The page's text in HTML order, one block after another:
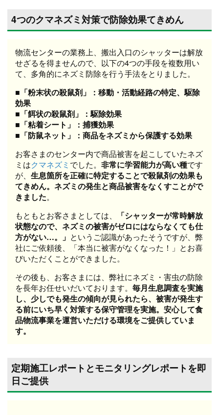
4つのクマネズミ対策で防除効果てきめん
物流センターの業務上、搬出入口のシャッターは解放
せざるを得ませんので、以下の4つの手段を複数用い
て、多角的にネズミ防除を行う手法をとりました。
■「粉末状の殺鼠剤」：移動・活動経路の特定、駆除
効果
■「餌状の殺鼠剤」：駆除効果
■「粘着シート」：捕獲効果
■「防鼠ネット」：商品をネズミから保護する効果
お客さまのセンター内で商品被害を起こしていたネズ
ミはクマネズミ でした。 非常に学習能力が高い種です
が、 生息箇所を正確に特定することで殺鼠剤の効果も
てきめん。ネズミの発生と商品被害をなくすことがで
きました。
もともとお客さまとしては、
「シャッターが常時解放
状態なので、ネズミの被害がゼロにはならなくても仕
方がない…。」 というご認識があったそうですが、弊
社にご依頼後、「本当に被害がなくなった！」とお喜
びいただくことができました。
その後も、お客さまには、弊社にネズミ・害虫の防除
を長年お任せいだいております。 毎月生息調査を実施
し、少しでも発生の傾向が見られたら、被害が発生す
る前にいち早く対策する保守管理を実施。安心して食
品物流事業を運営いただける環境をご提供していま
す。
定期施工レポートとモニタリングレポートを即
日ご提供